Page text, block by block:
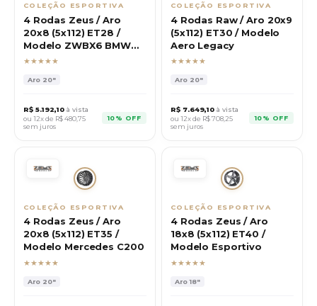
COLEÇÃO ESPORTIVA
4 Rodas Zeus / Aro
20x8 (5x112) ET28 /
Modelo ZWBX6 BMW
320M
★★★★★
Aro 20"
R$ 5.192,10 à vista
ou 12x de R$480,75
sem juros
10% OFF
COLEÇÃO ESPORTIVA
4 Rodas Raw / Aro 20x9
(5x112) ET30 / Modelo
Aero Legacy
★★★★★
Aro 20"
R$ 7.649,10 à vista
ou 12x de R$708,25
sem juros
10% OFF
COLEÇÃO ESPORTIVA
4 Rodas Zeus / Aro
20x8 (5x112) ET35 /
Modelo Mercedes C200
★★★★★
Aro 20"
COLEÇÃO ESPORTIVA
4 Rodas Zeus / Aro
18x8 (5x112) ET40 /
Modelo Esportivo
★★★★★
Aro18"